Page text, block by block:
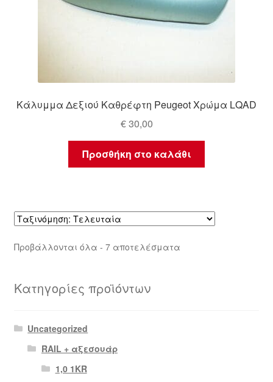
Κάλυμμα Δεξιού Καθρέφτη Peugeot Χρώμα LQAD
€30,00
Προσθήκη στο καλάθι
Προβάλλονται όλα - 7 αποτελέσματαSorted
Κατηγορίες προϊόντων
Uncategorized
RAIL + αξεσουάρ
1,0 1KR